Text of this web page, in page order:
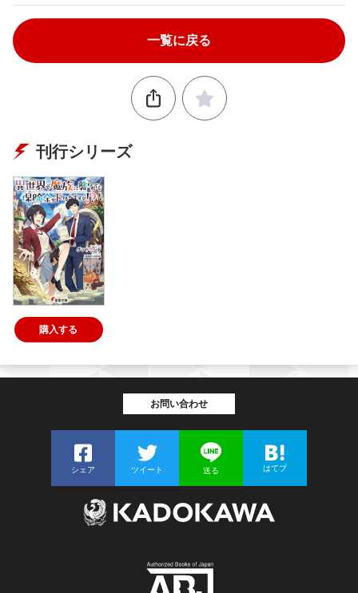
一覧に戻る
刊行シリーズ
購入する
お問い合わせ
シェア ツイート 送る はてブ